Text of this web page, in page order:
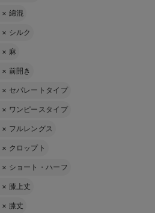
× 綿混
× シルク
× 麻
× 前開き
× セパレートタイプ
× ワンピースタイプ
× フルレングス
× クロップト
× ショート・ハーフ
× 膝上丈
× 膝丈